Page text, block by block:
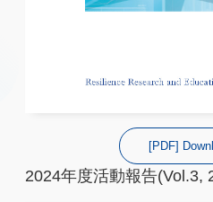
[PDF]
2024年度活動報告(Vol.3,